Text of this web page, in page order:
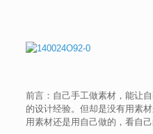
前言：自己手工做素材，能让
的设计经验。但却是没有用素
用素材还是用自己做的，看自己